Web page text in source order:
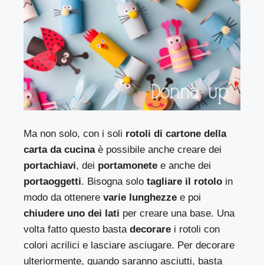
Ma non solo, con i soli rotoli di cartone della
carta da cucinaè possibile anche creare dei
portachiavi, dei portamonete e anche dei
portaoggetti. Bisogna solotagliare il rotolo in
modo da ottenerevarie lunghezze e poi
chiudere uno dei lati per creare una base. Una
volta fatto questo bastadecorare i rotoli con
colori acrilici e lasciare asciugare. Per decorare
ulteriormente, quando saranno asciutti, basta